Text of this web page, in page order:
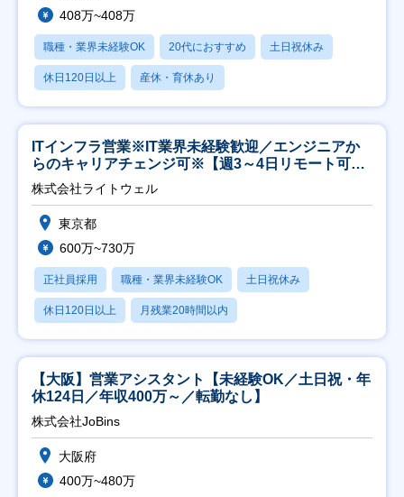
408万~408万
職種・業界未経験OK 20代におすすめ 土日祝休み
休日120日以上 産休・育休あり
ITインフラ営業※IT業界未経験歓迎／エンジニアか
らのキャリアチェンジ可※【週3～4日リモート可
能】
株式会社ライトウェル
東京都
600万~730万
正社員採用 職種・業界未経験OK 土日祝休み
休日120日以上 月残業20時間以内
【大阪】営業アシスタント【未経験OK／土日祝・年
休124日／年収400万～／転勤なし】
株式会社JoBins
大阪府
400万~480万